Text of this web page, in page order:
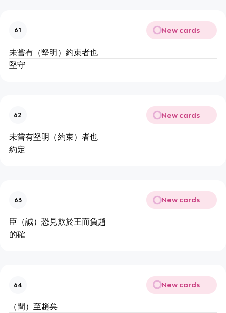
61 New cards
未嘗有（堅明）約束者也
堅守
62 New cards
未嘗有堅明（約束）者也
約定
63 New cards
臣（誠）恐見欺於王而負趙
的確
64 New cards
（間）至趙矣